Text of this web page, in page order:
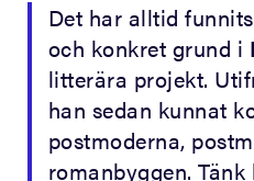
Det har alltid
och konkret grund i
litterära projekt.
han sedan kunnat
postmoderna,
romanbyggen.